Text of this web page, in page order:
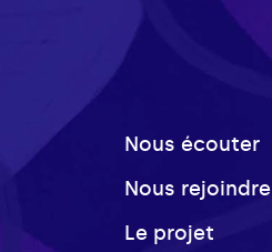
Nous écouter
Nous rejoindre
Le projet